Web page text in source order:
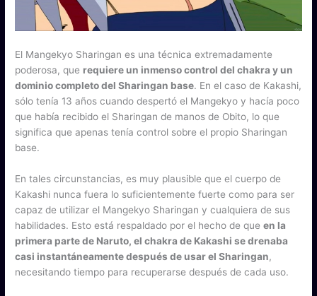
El Mangekyo Sharingan es una técnica extremadamente
poderosa, que requiere un inmenso control del chakra y un
dominio completo del Sharingan base. En el caso de Kakashi,
sólo tenía 13 años cuando despertó el Mangekyo y hacía poco
que había recibido el Sharingan de manos de Obito, lo que
significa que apenas tenía control sobre el propio Sharingan
base.
En tales circunstancias, es muy plausible que el cuerpo de
Kakashi nunca fuera lo suficientemente fuerte como para ser
capaz de utilizar el Mangekyo Sharingan y cualquiera de sus
habilidades. Esto está respaldado por el hecho de queen la
primera parte de Naruto, el chakra de Kakashi se drenaba
casi instantáneamente después de usar el Sharingan,
necesitando tiempo para recuperarse después de cada uso.